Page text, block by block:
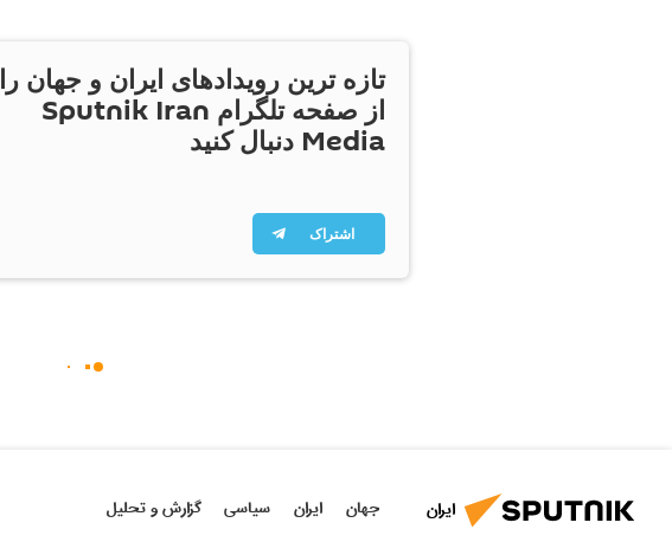
تازه ترین رویدادهای ایران و جهان را
از صفحه تلگرام Sputnik Iran
Media دنبال کنید
اشتراک
ایران جهان ایران سیاسی گزارش و تحلیل